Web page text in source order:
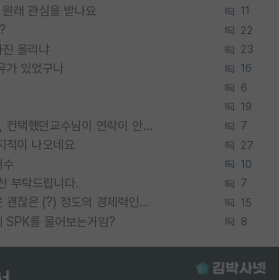
래 관심을 받나요 11
22
올리냐 23
가 있었구나 16
6
19
석박사 과정 합격하고, 컨택했던교수님이 연락이 안됩니다... 7
적이 나오네요 27
수 10
부탁드립니다. 7
박사진학하기에 2억은 괜찮은 (?) 정도의 경제력인가요 15
SPK를 물어보는거임? 8